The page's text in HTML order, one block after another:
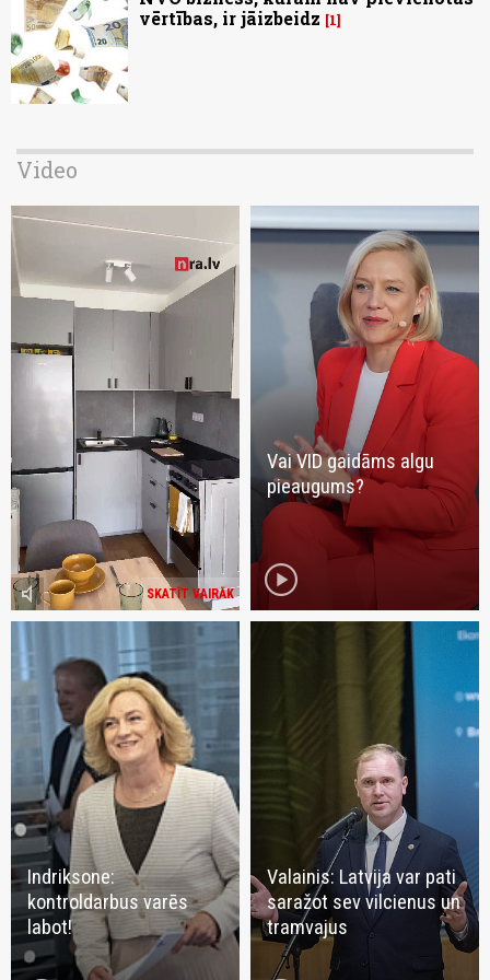
vērtības, ir jāizbeidz
1
Video
SKATĪT VAIRĀK
volume_mute
Vai VID gaidāms algu
pieaugums?
play_circle
Indriksone:
kontroldarbus varēs
labot!
Valainis: Latvija var pati
saražot sev vilcienus un
tramvajus